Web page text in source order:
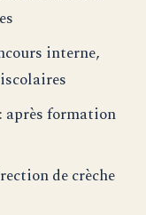
interne,
: après formation
de crèche